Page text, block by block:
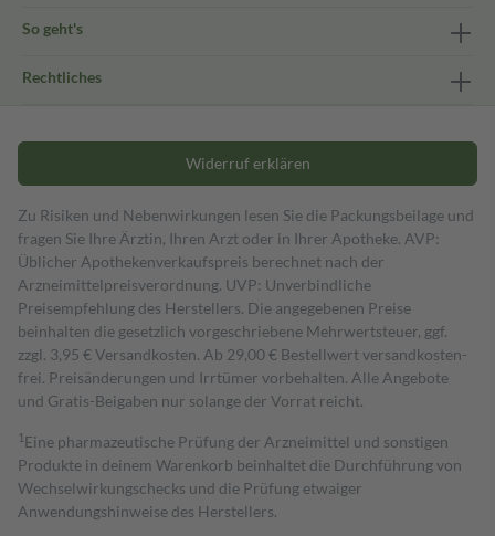
So geht's
Rechtliches
Widerruf erklären
Zu Risiken und Nebenwirkungen lesen Sie die Packungsbeilage und
fragen Sie Ihre Ärztin, Ihren Arzt oder in Ihrer Apotheke. AVP:
Üblicher Apothekenverkaufspreis berechnet nach der
Arzneimittelpreisverordnung. UVP: Unverbindliche
Preisempfehlung des Herstellers. Die angegebenen Preise
beinhalten die gesetzlich vorgeschriebene Mehrwertsteuer, ggf.
zzgl. 3,95 € Versandkosten. Ab 29,00 € Bestell­wert versand­kosten­
frei. Preisänderungen und Irrtümer vorbehalten. Alle Angebote
und Gratis-Beigaben nur solange der Vorrat reicht.
1 Eine pharmazeutische Prüfung der Arzneimittel und sonstigen
Produkte in deinem Warenkorb beinhaltet die Durchführung von
Wechselwirkungschecks und die Prüfung etwaiger
Anwendungshinweise des Herstellers.